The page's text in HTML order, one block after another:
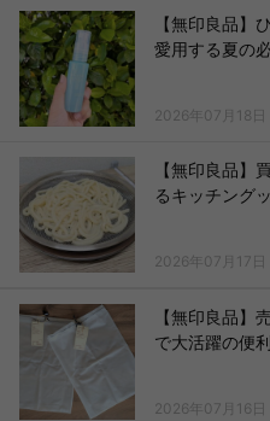
【無印良品】
愛用する夏の
2026年07月18日
【無印良品】
るキッチング
2026年07月17日
【無印良品】
で大活躍の便
2026年07月16日